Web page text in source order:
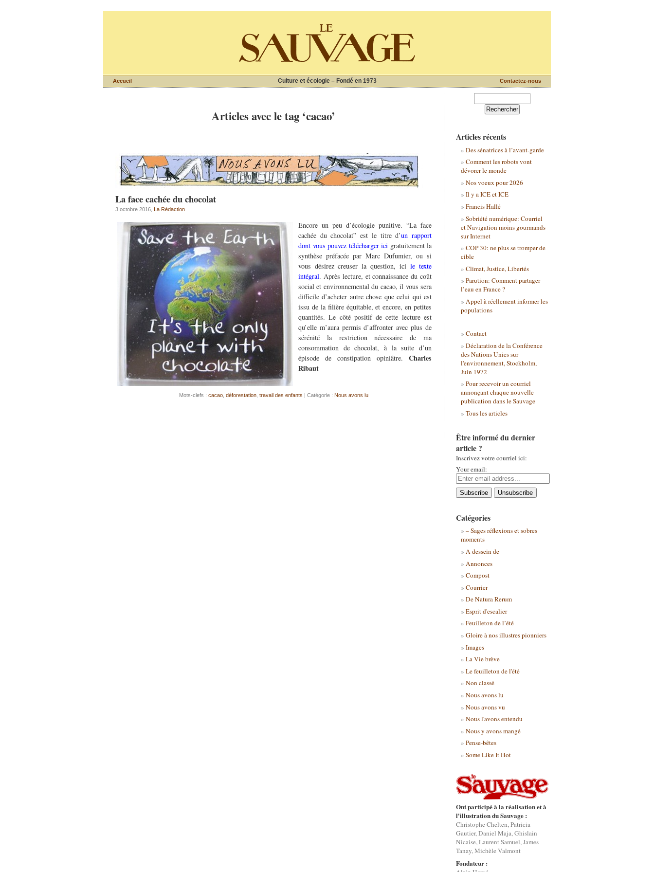
Culture et écologie – Fondé en 1973
Accueil Contactez-nous
Articles avec le tag ‘cacao’
La face cachée du chocolat
3 octobre 2016, La Rédaction
Encore un peu d’écologie punitive. “La face
cachée du chocolat” est le titre d’un rapport
dont vous pouvez télécharger ici gratuitement la
synthèse préfacée par Marc Dufumier, ou si
vous désirez creuser la question, icile texte
intégral. Après lecture, et connaissance du coût
social et environnemental du cacao, il vous sera
difficile d’acheter autre chose que celui qui est
issu de la filière équitable, et encore, en petites
quantités. Le côté positif de cette lecture est
qu’elle m’aura permis d’affronter avec plus de
sérénité la restriction nécessaire de ma
consommation de chocolat, à la suite d’un
épisode de constipation opiniâtre. Charles
Ribaut
Mots-clefs : cacao, déforestation, travail des enfants | Catégorie : Nous avons lu
Articles récents
Des sénatrices à l’avant-garde
Comment les robots vont
dévorer le monde
Nos voeux pour 2026
Il y a ICE et ICE
Francis Hallé
Sobriété numérique: Courriel
et Navigation moins gourmands
sur Internet
COP 30: ne plus se tromper de
cible
Climat, Justice, Libertés
Parution: Comment partager
l’eau en France ?
Appel à réellement informer les
populations
Contact
Déclaration de la Conférence
des Nations Unies sur
l'environnement, Stockholm,
Juin 1972
Pour recevoir un courriel
annonçant chaque nouvelle
publication dans le Sauvage
Tous les articles
Être informé du dernier
article ?
Inscrivez votre courriel ici:
Your email:
Catégories
– Sages réflexions et sobres
moments
A dessein de
Annonces
Compost
Courrier
De Natura Rerum
Esprit d'escalier
Feuilleton de l’été
Gloire à nos illustres pionniers
Images
La Vie brève
Le feuilleton de l'été
Non classé
Nous avons lu
Nous avons vu
Nous l'avons entendu
Nous y avons mangé
Pense-bêtes
Some Like It Hot
Ont participé à la réalisation et à
l'illustration du Sauvage :
Christophe Chelten, Patricia
Gautier, Daniel Maja, Ghislain
Nicaise, Laurent Samuel, James
Tanay, Michèle Valmont
Fondateur :